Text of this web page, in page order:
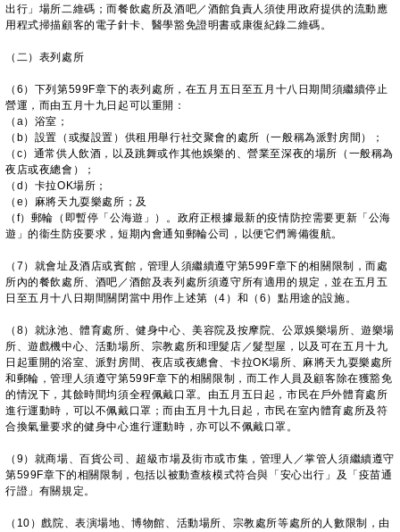
出行」場所二維碼；而餐飲處所及酒吧／酒館負責人須使用政府提供的流動應
用程式掃描顧客的電子針卡、醫學豁免證明書或康復紀錄二維碼。
（二）表列處所
（6）下列第599F章下的表列處所，在五月五日至五月十八日期間須繼續停止
營運，而由五月十九日起可以重開：
（a）浴室；
（b）設置（或擬設置）供租用舉行社交聚會的處所（一般稱為派對房間）；
（c）通常供人飲酒，以及跳舞或作其他娛樂的、營業至深夜的場所（一般稱為
夜店或夜總會）；
（d）卡拉OK場所；
（e）麻將天九耍樂處所；及
（f）郵輪（即暫停「公海遊」）。政府正根據最新的疫情防控需要更新「公海
遊」的衞生防疫要求，短期內會通知郵輪公司，以便它們籌備復航。
（7）就會址及酒店或賓館，管理人須繼續遵守第599F章下的相關限制，而處
所內的餐飲處所、酒吧／酒館及表列處所須遵守所有適用的規定，並在五月五
日至五月十八日期間關閉當中用作上述第（4）和（6）點用途的設施。
（8）就泳池、體育處所、健身中心、美容院及按摩院、公眾娛樂場所、遊樂場
所、遊戲機中心、活動場所、宗教處所和理髮店／髮型屋，以及可在五月十九
日起重開的浴室、派對房間、夜店或夜總會、卡拉OK場所、麻將天九耍樂處所
和郵輪，管理人須遵守第599F章下的相關限制，而工作人員及顧客除在獲豁免
的情況下，其餘時間均須全程佩戴口罩。由五月五日起，市民在戶外體育處所
進行運動時，可以不佩戴口罩；而由五月十九日起，市民在室內體育處所及符
合換氣量要求的健身中心進行運動時，亦可以不佩戴口罩。
（9）就商場、百貨公司、超級市場及街市或市集，管理人／掌管人須繼續遵守
第599F章下的相關限制，包括以被動查核模式符合與「安心出行」及「疫苗通
行證」有關規定。
（10）戲院、表演場地、博物館、活動場所、宗教處所等處所的人數限制，由